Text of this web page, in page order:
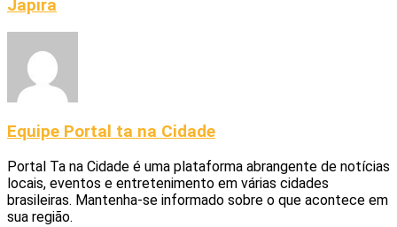
Japira
Equipe Portal ta na Cidade
Portal Ta na Cidade é uma plataforma abrangente de notícias
locais, eventos e entretenimento em várias cidades
brasileiras. Mantenha-se informado sobre o que acontece em
sua região.